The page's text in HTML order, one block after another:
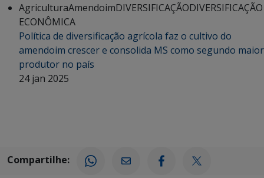
AgriculturaAmendoimDIVERSIFICAÇÃODIVERSIFICAÇÃO
ECONÔMICA
Política de diversificação agrícola faz o cultivo do
amendoim crescer e consolida MS como segundo maior
produtor no país
24 jan 2025
Compartilhe: